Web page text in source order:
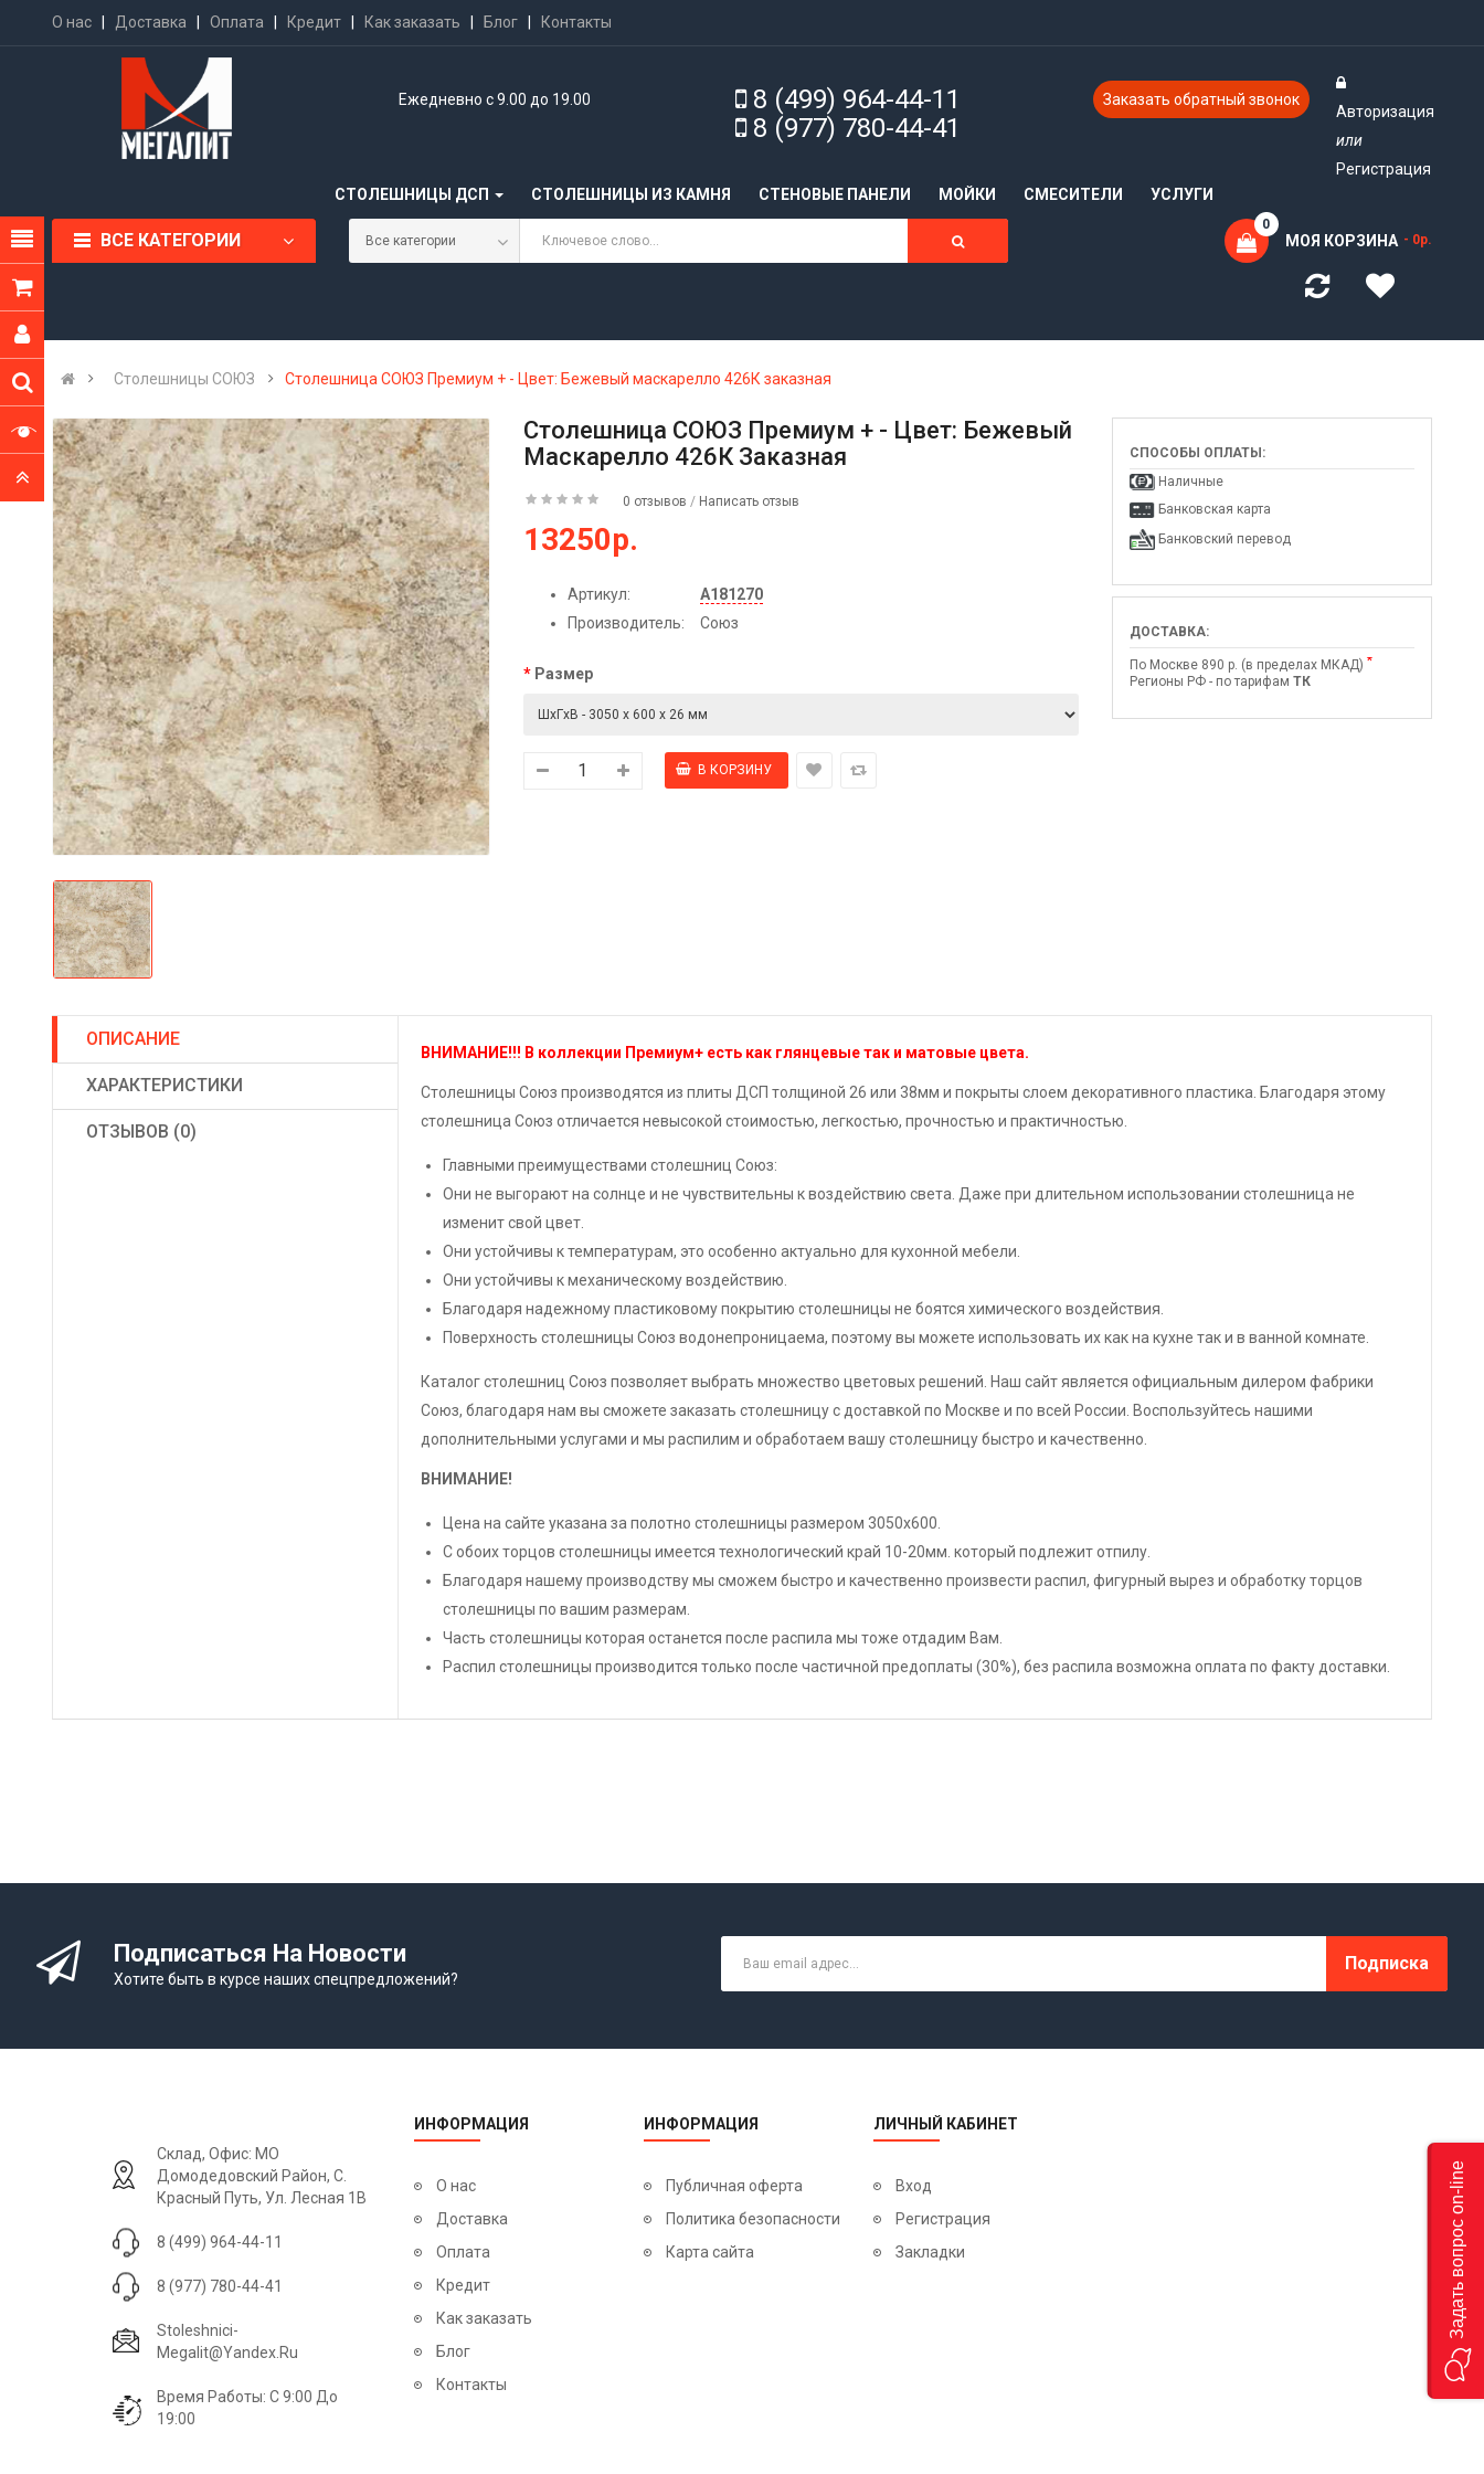
О нас Доставка |Оплата Кредит Как заказать Блог Контакты
Ежедневно с 9.00 до 19.00
8 (499) 964-44-11
8 (977) 780-44-41
Заказать обратный звонок
СТОЛЕШНИЦЫ ДСП СТОЛЕШНИЦЫ ИЗ КАМНЯ CТЕНОВЫЕ ПАНЕЛИ МОЙКИ СМЕСИТЕЛИ УСЛУГИ
Авторизация
или
Регистрация
ВСЕ КАТЕГОРИИ МОЯ КОРЗИНА
0
- 0р.
Столешницы СОЮЗ Столешница СОЮЗ Премиум + - Цвет: Бежевый маскарелло 426К заказная
Столешница СОЮЗ Премиум + - Цвет: Бежевый
Маскарелло 426К Заказная
0 отзывов / Написать отзыв
13250р.
Артикул:
А181270
Производитель:
Союз
Размер
СПОСОБЫ ОПЛАТЫ:
Наличные
Банковская карта
Банковский перевод
ДОСТАВКА:
По Москве 890 р. (в пределах МКАД) *
Регионы РФ - по тарифам ТК
ОПИСАНИЕ
ХАРАКТЕРИСТИКИ
ОТЗЫВОВ (0)
ВНИМАНИЕ!!! В коллекции Премиум+ есть как глянцевые так и матовые цвета.
Столешницы Союз производятся из плиты ДСП толщиной 26 или 38мм и покрыты слоем декоративного пластика. Благодаря этому
столешница Союз отличается невысокой стоимостью, легкостью, прочностью и практичностью.
Главными преимуществами столешниц Союз:
Они не выгорают на солнце и не чувствительны к воздействию света. Даже при длительном использовании столешница не
изменит свой цвет.
Они устойчивы к температурам, это особенно актуально для кухонной мебели.
Они устойчивы к механическому воздействию.
Благодаря надежному пластиковому покрытию столешницы не боятся химического воздействия.
Поверхность столешницы Союз водонепроницаема, поэтому вы можете использовать их как на кухне так и в ванной комнате.
Каталог столешниц Союз позволяет выбрать множество цветовых решений. Наш сайт является официальным дилером фабрики
Союз, благодаря нам вы сможете заказать столешницу с доставкой по Москве и по всей России. Воспользуйтесь нашими
дополнительными услугами и мы распилим и обработаем вашу столешницу быстро и качественно.
ВНИМАНИЕ!
Цена на сайте указана за полотно столешницы размером 3050х600.
С обоих торцов столешницы имеется технологический край 10-20мм. который подлежит отпилу.
Благодаря нашему производству мы сможем быстро и качественно произвести распил, фигурный вырез и обработку торцов
столешницы по вашим размерам.
Часть столешницы которая останется после распила мы тоже отдадим Вам.
Распил столешницы производится только после частичной предоплаты (30%), без распила возможна оплата по факту доставки.
Подписаться На Новости
Хотите быть в курсе наших спецпредложений?
Подписка
Склад, Офис: МО
Домодедовский Район, С.
Красный Путь, Ул. Лесная 1В
8 (499) 964-44-11
8 (977) 780-44-41
Stoleshnici-
Megalit@yandex.ru
Время Работы: С 9:00 До
19:00
ИНФОРМАЦИЯ
О нас
Доставка
Оплата
Кредит
Как заказать
Блог
Контакты
ИНФОРМАЦИЯ
Публичная оферта
Политика безопасности
Карта сайта
ЛИЧНЫЙ КАБИНЕТ
Вход
Регистрация
Закладки
Задать вопрос on-line